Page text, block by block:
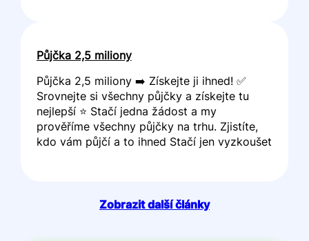
Půjčka 2,5 miliony
Půjčka 2,5 miliony ➡️ Získejte ji ihned! ✅
Srovnejte si všechny půjčky a získejte tu
nejlepší ⭐ Stačí jedna žádost a my
prověříme všechny půjčky na trhu. Zjistíte,
kdo vám půjčí a to ihned Stačí jen vyzkoušet
Zobrazit další články